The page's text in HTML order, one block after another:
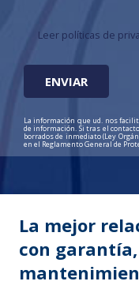
Leer políticas de
La información que ud. nos
de información. Si tras el
borrados de inmediato (Ley
en el Reglamento General de
La mejor
con